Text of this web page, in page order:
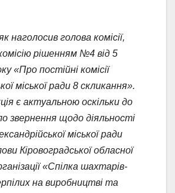
наголосив голова комісії,
рішенням №4 від 5
«Про постійні комісії
міської ради 8 скликання».
є актуальною оскільки до
звернення щодо діяльності
міської ради
Кіровоградської обласної
«Спілка шахтарів-
на виробництві та